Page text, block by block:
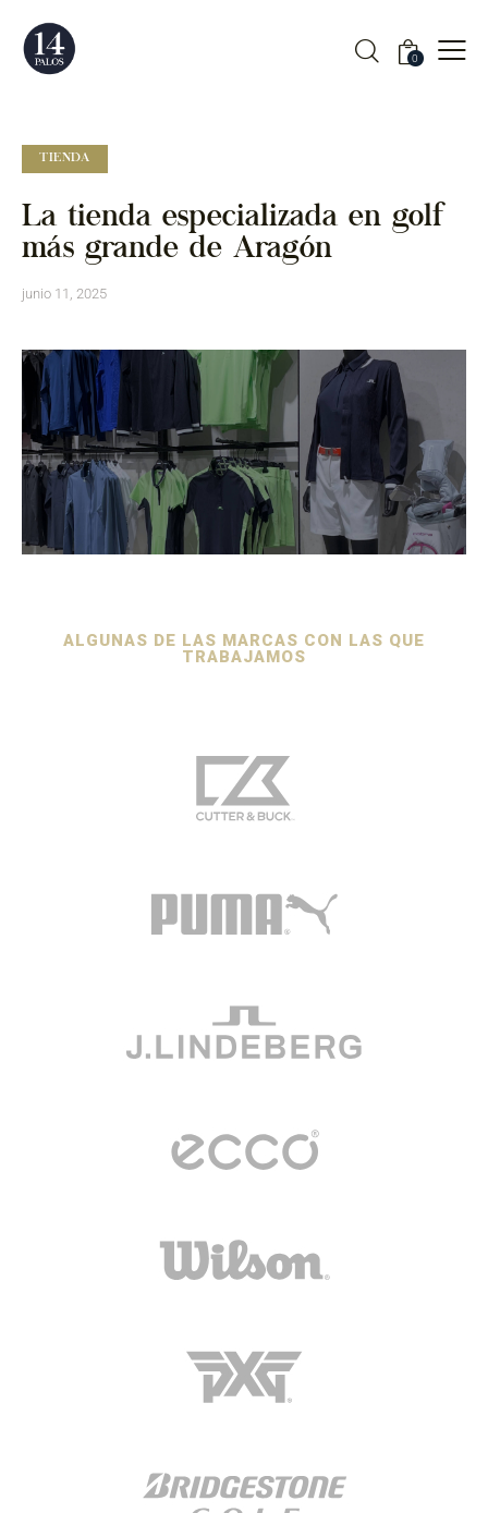
0
TIENDA
La tienda especializada en golf
más grande de Aragón
junio 11, 2025
ALGUNAS DE LAS MARCAS CON LAS QUE
TRABAJAMOS